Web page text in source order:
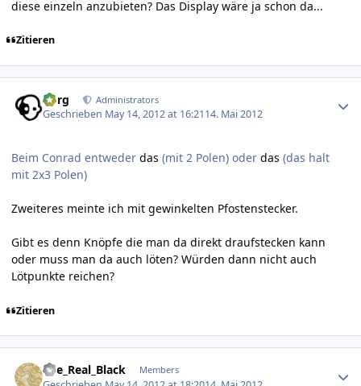
diese einzeln anzubieten? Das Display wäre ja schon da...
Zitieren
borg Administrators
Geschrieben May 14, 2012 at 16:2114. Mai 2012
Beim Conrad entweder das (mit 2 Polen) oder das (das halt
mit 2x3 Polen)
Zweiteres meinte ich mit gewinkelten Pfostenstecker.
Gibt es denn Knöpfe die man da direkt draufstecken kann
oder muss man da auch löten? Würden dann nicht auch
Lötpunkte reichen?
Zitieren
The_Real_Black Members